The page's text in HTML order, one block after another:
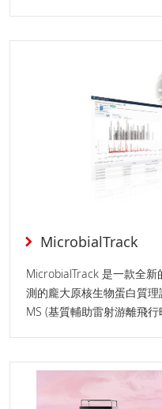
MicrobialTrack
MicrobialTrack 是一款全
測的龐大原核生物蛋白質
MS (基質輔助雷射游離飛行